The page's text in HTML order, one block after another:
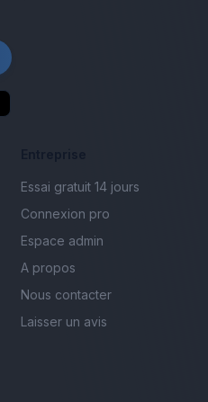
Essai gratuit 14 jours
Connexion pro
Espace admin
A propos
Nous contacter
Laisser un avis